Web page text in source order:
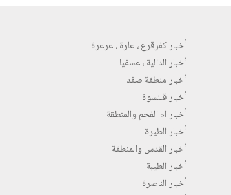
أخبار كفرقرع ، عارة ، عرعرة
أخبار الدالية ، عسفيا
أخبار منطقة صفد
أخبار قلنسوة
أخبار ام الفحم والمنطقة
أخبار الطيرة
أخبار القدس والمنطقة
أخبار الطيبة
أخبار الناصرة